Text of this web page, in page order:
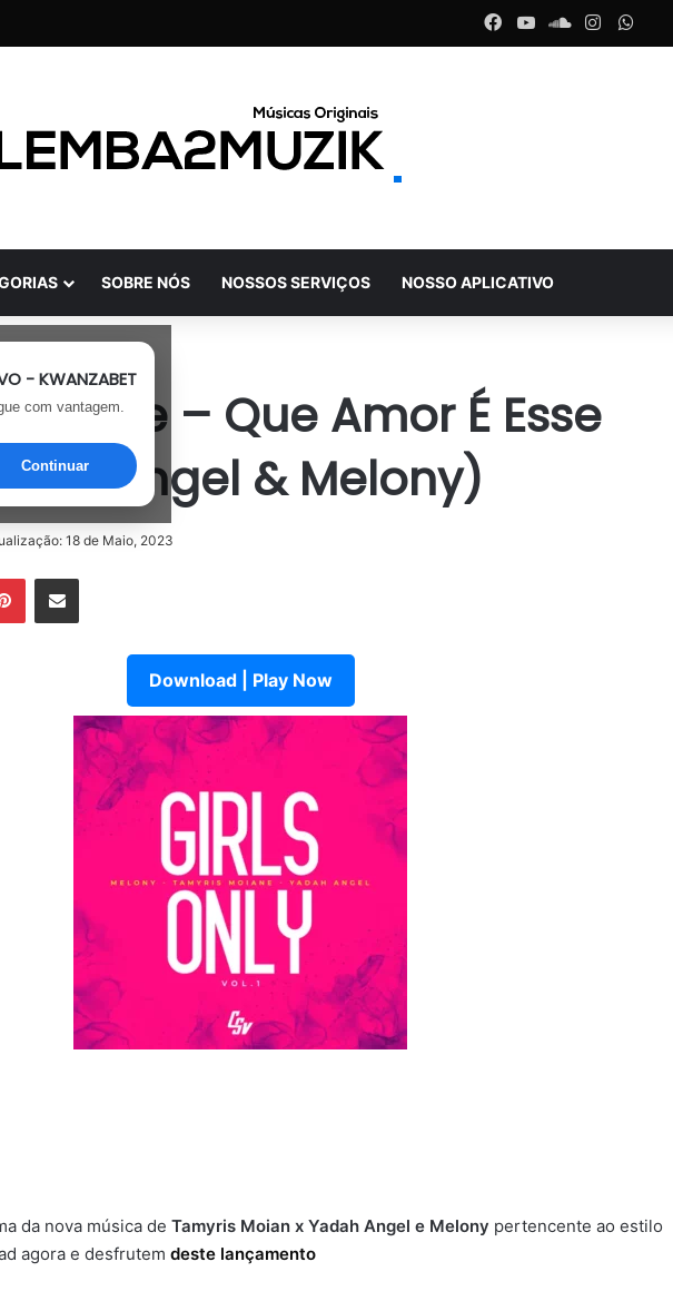
Facebook
YouTubeSoundCloud
Instagram
SOBRE NÓS NOSSOS SERVIÇOS NOSSO APLICATIVO
- KWANZABET
com vantagem.
Continuar
– Que Amor É Esse
Angel & Melony)
18 de Maio, 2023
PinterestPartilhar Via Email
Download | Play Now
da nova música de Tamyris Moian x Yadah Angel e Melony pertencente ao estilo
agora e desfrutem deste lançamento